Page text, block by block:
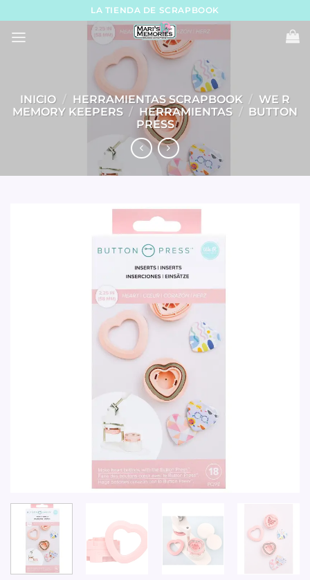
to
content
LA TIENDA DE SCRAPBOOK
INICIO / HERRAMIENTAS SCRAPBOOK / WE R
MEMORY KEEPERS / HERRAMIENTAS / BUTTON
PRESS